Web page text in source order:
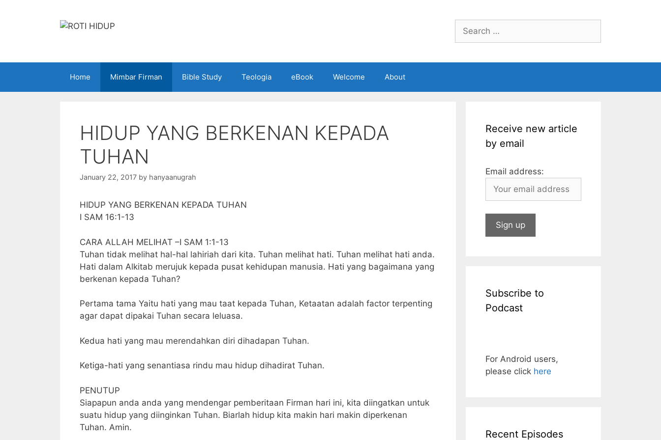
Search
for:
Home Mimbar Firman Bible Study Teologia eBook Welcome About
HIDUP YANG BERKENAN KEPADA
TUHAN
January 22, 2017 by hanyaanugrah
HIDUP YANG BERKENAN KEPADA TUHAN
I SAM 16:1-13
CARA ALLAH MELIHAT –I SAM 1:1-13
Tuhan tidak melihat hal-hal lahiriah dari kita. Tuhan melihat hati. Tuhan melihat hati anda.
Hati dalam Alkitab merujuk kepada pusat kehidupan manusia. Hati yang bagaimana yang
berkenan kepada Tuhan?
Pertama tama Yaitu hati yang mau taat kepada Tuhan, Ketaatan adalah factor terpenting
agar dapat dipakai Tuhan secara leluasa.
Kedua hati yang mau merendahkan diri dihadapan Tuhan.
Ketiga-hati yang senantiasa rindu mau hidup dihadirat Tuhan.
PENUTUP
Siapapun anda anda yang mendengar pemberitaan Firman hari ini, kita diingatkan untuk
suatu hidup yang diinginkan Tuhan. Biarlah hidup kita makin hari makin diperkenan
Tuhan. Amin.
Receive new article
by email
Email address:
Subscribe to
Podcast
For Android users,
please click here
Recent Episodes